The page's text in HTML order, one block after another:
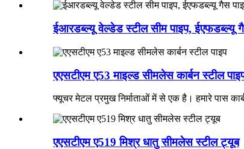
ईआरडब्ल्यू वेल्डेड स्टील सीम पाइप, ईएफडब्ल्यू
एएसटीएम ए53 माइल्ड सीमलेस कार्बन स्टील
फ्यूचर मेटल प्रमुख निर्माताओं में से एक है। हमारे पास
एएसटीएम ए519 मिश्र धातु सीमलेस स्टील ट्यूब